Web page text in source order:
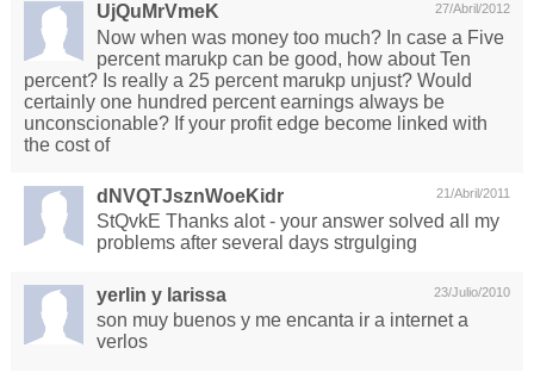
27/Abril/2012
UjQuMrVmeK
Now when was money too much? In case a Five
percent marukp can be good, how about Ten
percent? Is really a 25 percent marukp unjust? Would
certainly one hundred percent earnings always be
unconscionable? If your profit edge become linked with
the cost of
21/Abril/2011
dNVQTJsznWoeKidr
StQvkE Thanks alot - your answer solved all my
problems after several days strgulging
23/Julio/2010
yerlin y larissa
son muy buenos y me encanta ir a internet a
verlos